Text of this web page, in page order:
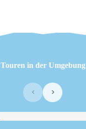
Touren in der Umgebung
‹ ›